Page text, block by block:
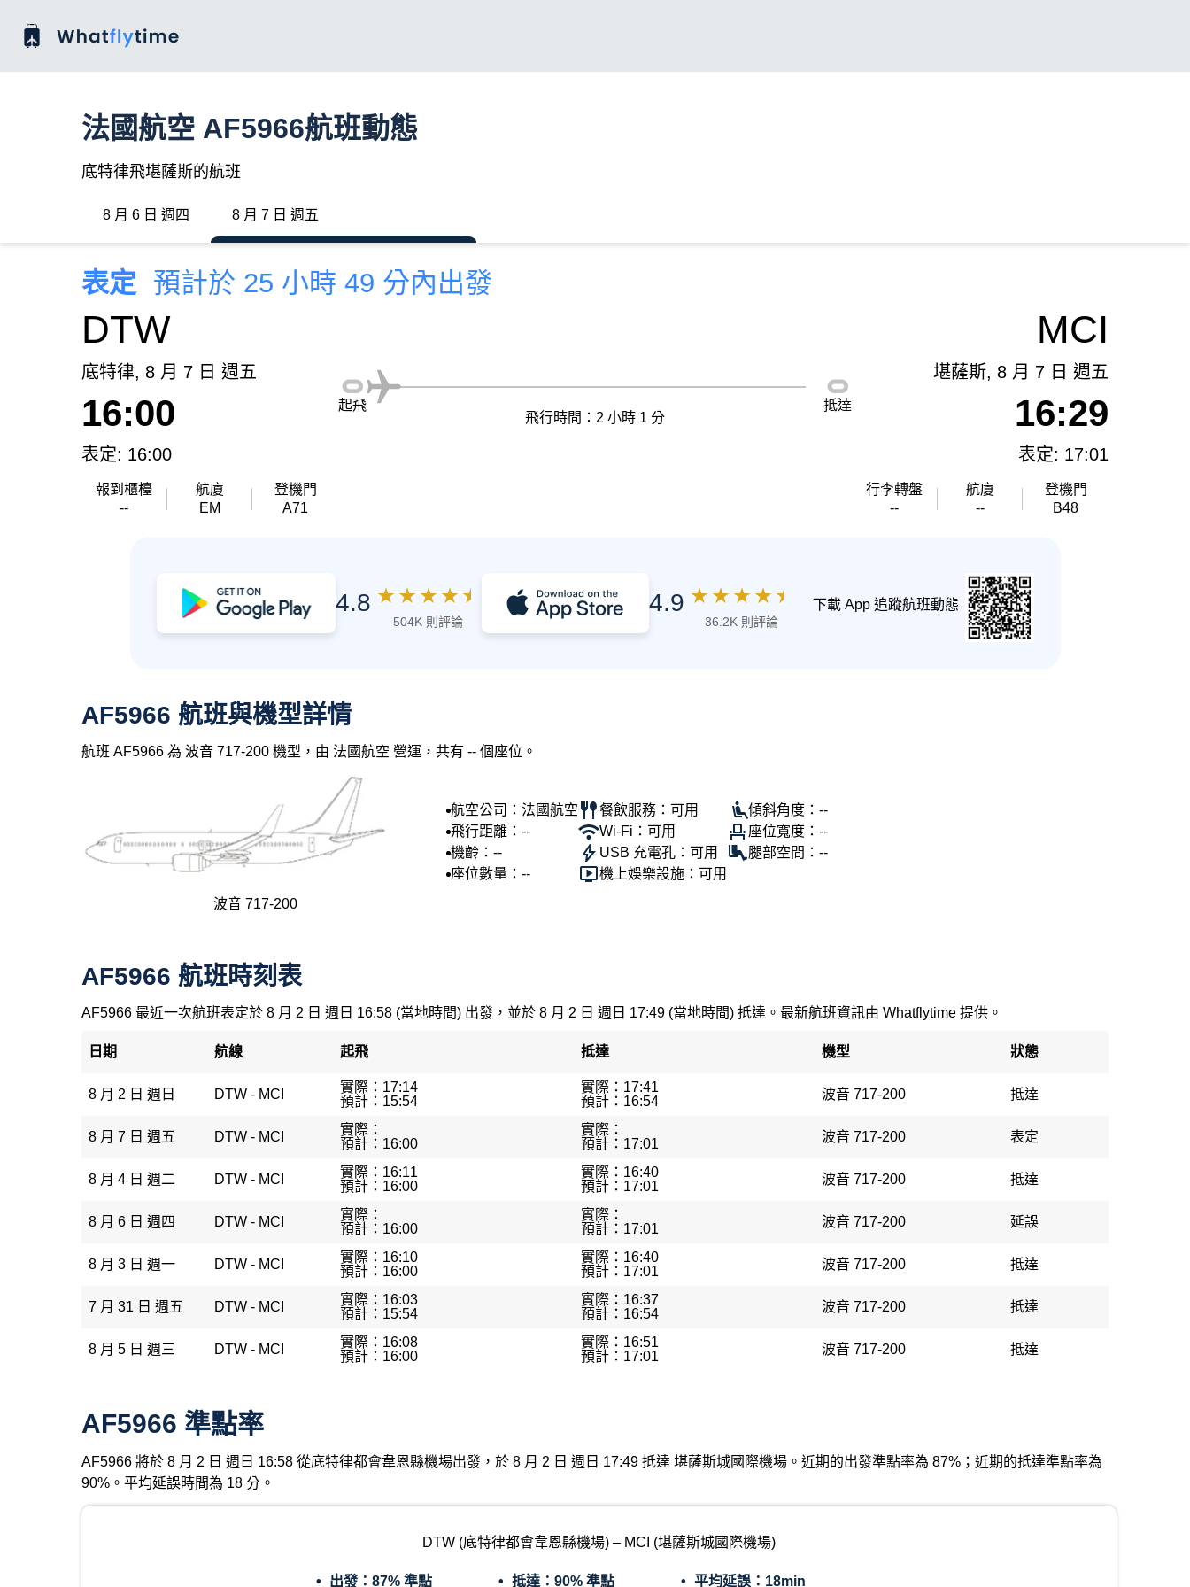
法國航空 AF5966航班動態
底特律飛堪薩斯的航班
8 月 6 日 週四 8 月 7 日 週五
表定 預計於 25 小時 49 分內出發
DTW
底特律, 8 月 7 日 週五
16:00
表定: 16:00
報到櫃檯
--
航廈
EM
登機門
A71
起飛
飛行時間：2 小時 1 分
抵達
MCI
堪薩斯, 8 月 7 日 週五
16:29
表定: 17:01
行李轉盤
--
航廈
--
登機門
B48
4.8 ★ ★ ★ ★ ★
504K 則評論
4.9 ★ ★ ★ ★ ★
36.2K 則評論
下載 App 追蹤航班動態
AF5966 航班與機型詳情
航班 AF5966 為 波音 717-200 機型，由 法國航空 營運，共有 -- 個座位。
波音 717-200
航空公司：法國航空
飛行距離：--
機齡：--
座位數量：--
餐飲服務：可用
Wi-Fi：可用
USB 充電孔：可用
機上娛樂設施：可用
傾斜角度：--
座位寬度：--
腿部空間：--
AF5966 航班時刻表
AF5966 最近一次航班表定於 8 月 2 日 週日 16:58 (當地時間) 出發，並於 8 月 2 日 週日 17:49 (當地時間) 抵達。最新航班資訊由 Whatflytime 提供。
日期 航線 起飛 抵達 機型 狀態
8 月 2 日 週日 DTW - MCI
實際：17:14
預計：15:54
實際：17:41
預計：16:54
波音 717-200 抵達
8 月 7 日 週五 DTW - MCI
實際：
預計：16:00
實際：
預計：17:01
波音 717-200 表定
8 月 4 日 週二 DTW - MCI
實際：16:11
預計：16:00
實際：16:40
預計：17:01
波音 717-200 抵達
8 月 6 日 週四 DTW - MCI
實際：
預計：16:00
實際：
預計：17:01
波音 717-200 延誤
8 月 3 日 週一 DTW - MCI
實際：16:10
預計：16:00
實際：16:40
預計：17:01
波音 717-200 抵達
7 月 31 日 週五 DTW - MCI
實際：16:03
預計：15:54
實際：16:37
預計：16:54
波音 717-200 抵達
8 月 5 日 週三 DTW - MCI
實際：16:08
預計：16:00
實際：16:51
預計：17:01
波音 717-200 抵達
AF5966 準點率
AF5966 將於 8 月 2 日 週日 16:58 從底特律都會韋恩縣機場出發，於 8 月 2 日 週日 17:49 抵達 堪薩斯城國際機場。近期的出發準點率為 87%；近期的抵達準點率為
90%。平均延誤時間為 18 分。
DTW (底特律都會韋恩縣機場) – MCI (堪薩斯城國際機場)
出發： 87% 準點 抵達： 90% 準點 平均延誤： 18min